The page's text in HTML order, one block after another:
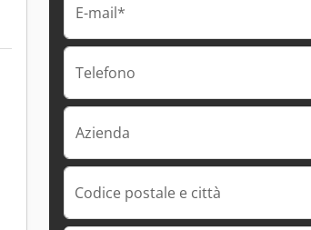
E-mail*
Telefono
Azienda
Codice postale e città